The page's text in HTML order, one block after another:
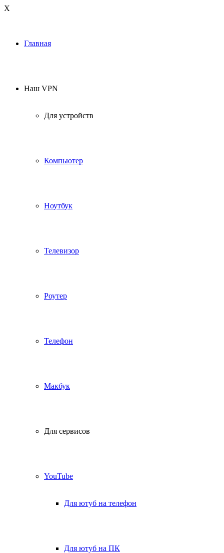
Х
Главная
Наш VPN
Для устройств
Компьютер
Ноутбук
Телевизор
Роутер
Телефон
Макбук
Для сервисов
YouTube
Для ютуб на телефон
Для ютуб на ПК